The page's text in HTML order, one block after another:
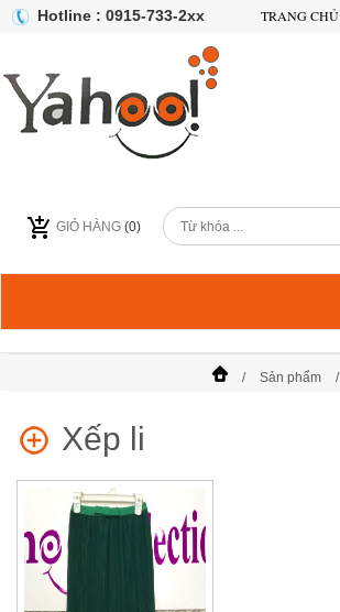
Hotline : 0915-733-2xx TRANG CHỦ
GIỎ HÀNG (0)
Sản phẩm
Xếp li